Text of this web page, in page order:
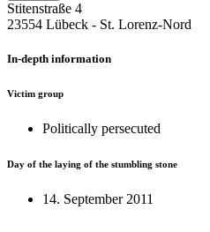
Stitenstraße 4
23554 Lübeck ‐ St. Lorenz-Nord
In-depth information
Victim group
Politically persecuted
Day of the laying of the stumbling stone
14. September 2011